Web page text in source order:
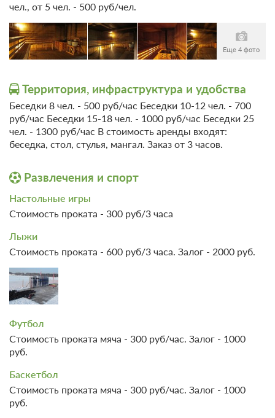
Номер «Полулюкс Двухместный»
Подробнее
Одна двуспальная кровать
Ванная комната в номере
Проживание с питанием
3 900
ЗА НОЧЬ ДЛЯ 1 ГОСТЯ
чел., от 5 чел. - 500 руб/чел.
Еще 4 фото
Территория, инфраструктура и удобства
Беседки 8 чел. - 500 руб/час Беседки 10-12 чел. - 700
руб/час Беседки 15-18 чел. - 1000 руб/час Беседки 25
чел. - 1300 руб/час В стоимость аренды входят:
беседка, стол, стулья, мангал. Заказ от 3 часов.
Развлечения и спорт
Настольные игры
Стоимость проката - 300 руб/3 часа
Лыжи
Стоимость проката - 600 руб/3 часа. Залог - 2000 руб.
Футбол
Стоимость проката мяча - 300 руб/час. Залог - 1000
руб.
Баскетбол
Стоимость проката мяча - 300 руб/час. Залог - 1000
руб.